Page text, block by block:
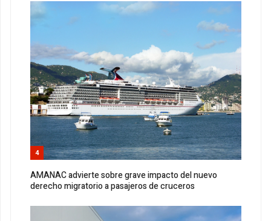
4
AMANAC advierte sobre grave impacto del nuevo
derecho migratorio a pasajeros de cruceros